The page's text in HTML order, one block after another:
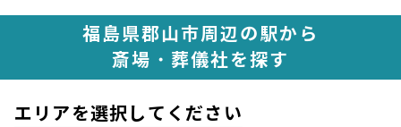
福島県郡山市周辺の駅から
斎場・葬儀社を探す
エリアを選択してください